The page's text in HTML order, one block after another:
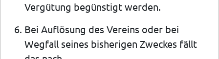
Vergütung begünstigt werden.
Bei Auflösung des Vereins oder bei
Wegfall seines bisherigen Zweckes fällt